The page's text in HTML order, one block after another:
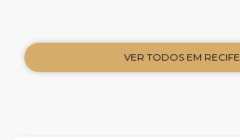
VER TODOS EM RECIFE